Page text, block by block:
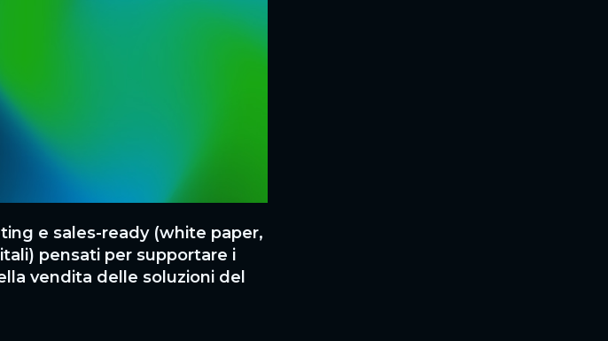
e sales-ready (white paper,
pensati per supportare i
vendita delle soluzioni del